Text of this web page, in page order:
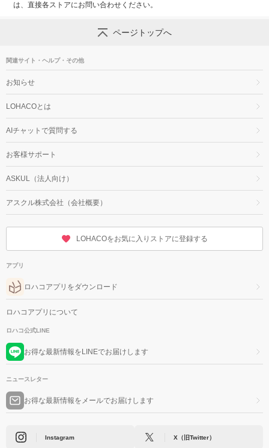
は、直接各ストアにお問い合わせください。
ページトップへ
関連サイト・ヘルプ・その他
お知らせ
LOHACOとは
AIチャットで質問する
お客様サポート
ASKUL（法人向け）
アスクル株式会社（会社概要）
LOHACOをお気に入りストアに登録する
アプリ
ロハコアプリをダウンロード
ロハコアプリについて
ロハコ公式LINE
お得な最新情報をLINEでお届けします
ニュースレター
お得な最新情報をメールでお届けします
Instagram X（旧Twitter）